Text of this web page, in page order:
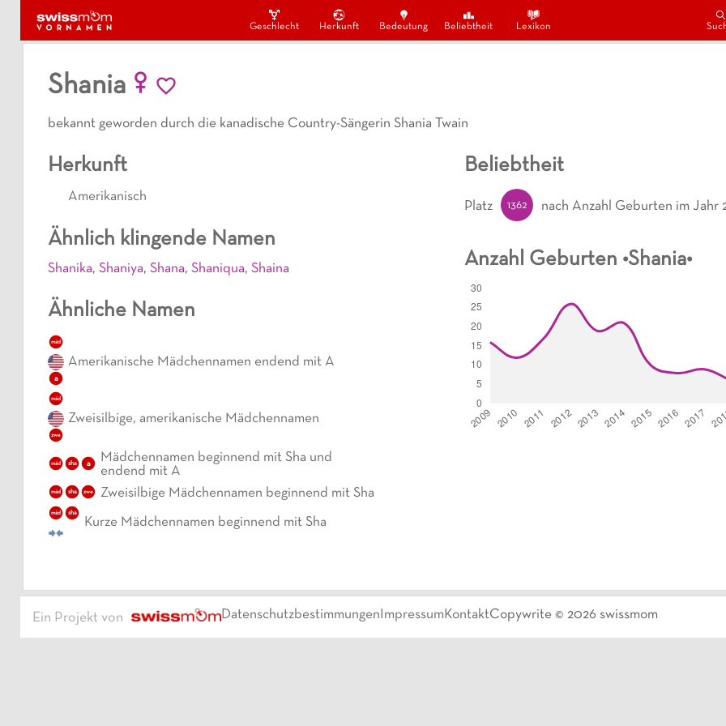
Geschlecht Herkunft Bedeutung Beliebtheit Lexikon
Shania
bekannt geworden durch die kanadische Country-Sängerin Shania Twain
Herkunft
Amerikanisch
Ähnlich klingende Namen
Shanika, Shaniya, Shana, Shaniqua, Shaina
Ähnliche Namen
mäd
a
Amerikanische Mädchennamen endend mit A
mäd
zwe
Zweisilbige, amerikanische Mädchennamen
mäd sha a
Mädchennamen beginnend mit Sha und
endend mit A
mäd sha zwe Zweisilbige Mädchennamen beginnend mit Sha
mäd sha
Kurze Mädchennamen beginnend mit Sha
Beliebtheit
Platz 1362 nach Anzahl Geburten im Jahr
Anzahl Geburten •Shania•
Ein Projekt von DatenschutzbestimmungenImpressumKontaktCopywrite © 2026 swissmom